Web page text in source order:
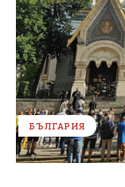
БЪЛГАРИЯ